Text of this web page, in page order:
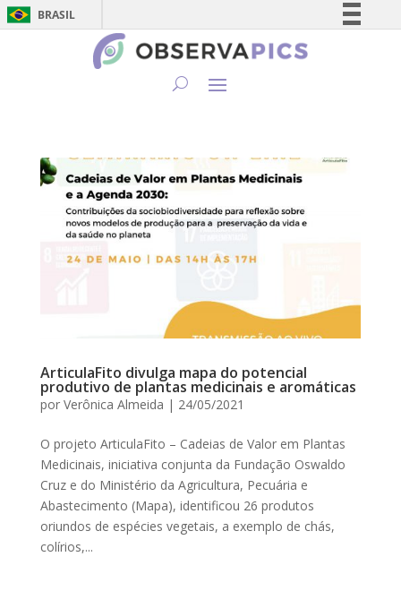
BRASIL
Simplifique!
Canais
ArticulaFito divulga mapa do potencial
produtivo de plantas medicinais e aromáticas
por Verônica Almeida | 24/05/2021
O projeto ArticulaFito – Cadeias de Valor em Plantas
Medicinais, iniciativa conjunta da Fundação Oswaldo
Cruz e do Ministério da Agricultura, Pecuária e
Abastecimento (Mapa), identificou 26 produtos
oriundos de espécies vegetais, a exemplo de chás,
colírios,...